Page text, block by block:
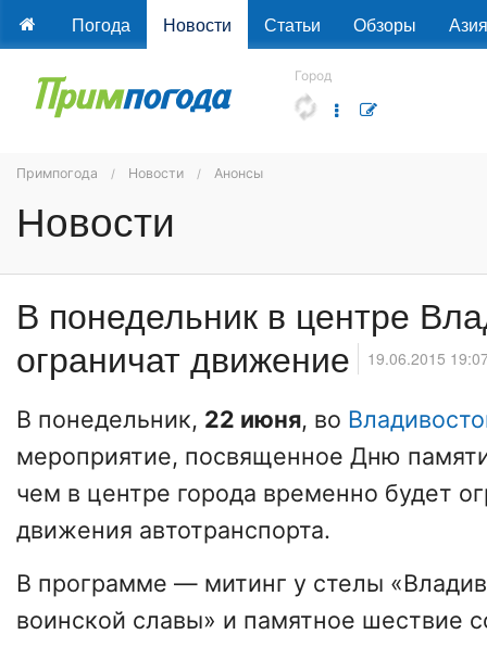
Погода Новости Статьи Обзоры Азия
Город
Примпогода Новости Анонсы
Новости
В понедельник в центре
ограничат движение
19.06.2015
В понедельник, 22 июня, во
мероприятие, посвященное Дню
чем в центре города временно будет
движения автотранспорта.
В программе — митинг у стелы
воинской славы» и памятное шествие